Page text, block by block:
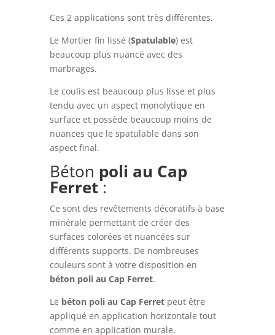
Ces 2 applications sont très différentes.
Le Mortier fin lissé (Spatulable) est
beaucoup plus nuancé avec des
marbrages.
Le coulis est beaucoup plus lisse et plus
tendu avec un aspect monolytique en
surface et possède beaucoup moins de
nuances que le spatulable dans son
aspect final.
Béton poli au Cap
Ferret:
Ce sont des revêtements décoratifs à base
minérale permettant de créer des
surfaces colorées et nuancées sur
différents supports. De nombreuses
couleurs sont à votre disposition en
béton poli au Cap Ferret.
Le béton poli au Cap Ferretpeut être
appliqué en application horizontale tout
comme en application murale.